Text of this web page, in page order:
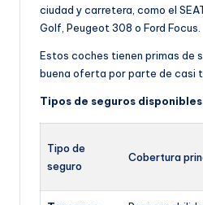
ciudad y carretera, como el
Golf, Peugeot 308 o Ford Focus.
Estos coches tienen primas de
buena oferta por parte de casi
Tipos de seguros
Tipo de
seguro
Cobertura